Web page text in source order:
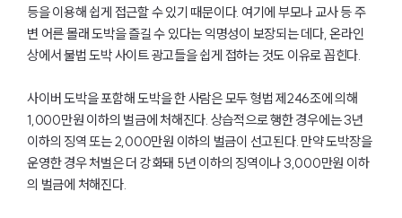
등을 이용해 쉽게 접근할 수 있기 때문이다. 여기에 부모나 교사 등 주
변 어른 몰래 도박을 즐길 수 있다는 익명성이 보장되는 데다, 온라인
상에서 불법 도박 사이트 광고들을 쉽게 접하는 것도 이유로 꼽힌다.
사이버 도박을 포함해 도박을 한 사람은 모두 형법 제246조에 의해
1,000만원 이하의 벌금에 처해진다. 상습적으로 행한 경우에는 3년
이하의 징역 또는 2,000만원 이하의 벌금이 선고된다. 만약 도박장을
운영한 경우 처벌은 더 강화돼 5년 이하의 징역이나 3,000만원 이하
의 벌금에 처해진다.